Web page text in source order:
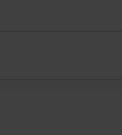
Reduzierung
Gutscheine &